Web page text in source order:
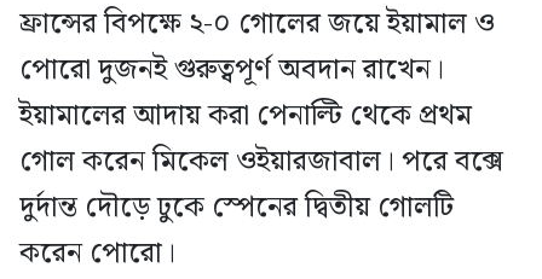
ফ্রান্সের বিপক্ষে ২-০ গোলের জয়ে ইয়ামাল ও
পোরো দুজনই গুরুত্বপূর্ণ অবদান রাখেন।
ইয়ামালের আদায় করা পেনাল্টি থেকে প্রথম
গোল করেন মিকেল ওইয়ারজাবাল। পরে বক্সে
দুর্দান্ত দৌড়ে ঢুকে স্পেনের দ্বিতীয় গোলটি
করেন পোরো।